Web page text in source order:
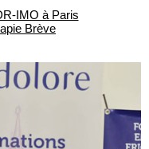
IMO à Paris
Brève